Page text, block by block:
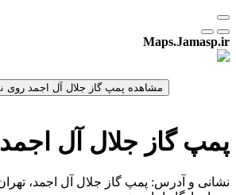
Maps.Jamasp.ir
پمپ گاز جلال آل اجمد
نشانی و آدرس: پمپ گاز جلال آل اجمد،